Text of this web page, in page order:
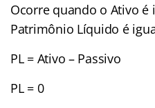
Ocorre quando o Ativo é
Patrimônio Líquido é
PL = Ativo – Passivo
PL = 0